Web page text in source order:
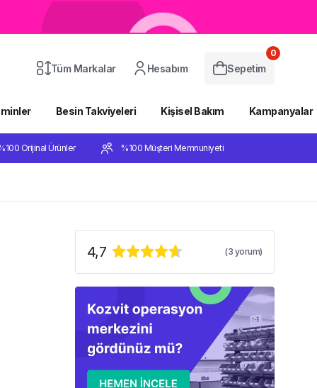
Tüm Markalar Hesabım Sepetim
0
Besin Takviyeleri Kişisel Bakım Kampanyalar
Orijinal Ürünler %100 Müşteri Memnuniyeti
4,7 (3 yorum)